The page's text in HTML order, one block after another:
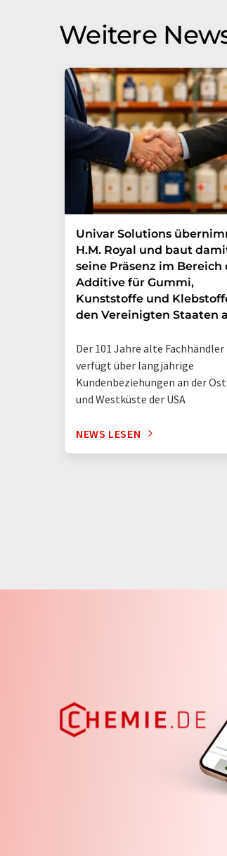
Weitere
Univar Solutions
H.M. Royal und baut
seine Präsenz im Bereich
Additive für Gummi,
Kunststoffe und
den Vereinigten Staaten
Der 101 Jahre alte Fachhändler
verfügt über langjährige
Kundenbeziehungen an der
und Westküste der USA
NEWS LESEN